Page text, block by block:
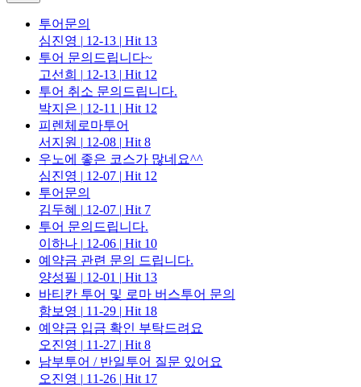
투어문의
심진영 | 12-13 | Hit 13
투어 문의드립니다~
고선희 | 12-13 | Hit 12
투어 취소 문의드립니다.
박지은 | 12-11 | Hit 12
피렌체로마투어
서지원 | 12-08 | Hit 8
우노에 좋은 코스가 많네요^^
심진영 | 12-07 | Hit 12
투어문의
김두혜 | 12-07 | Hit 7
투어 문의드립니다.
이하나 | 12-06 | Hit 10
예약금 관련 문의 드립니다.
양성필 | 12-01 | Hit 13
바티칸 투어 및 로마 버스투어 문의
함보영 | 11-29 | Hit 18
예약금 입금 확인 부탁드려요
오진영 | 11-27 | Hit 8
남부투어 / 반일투어 질문 있어요
오진영 | 11-26 | Hit 17